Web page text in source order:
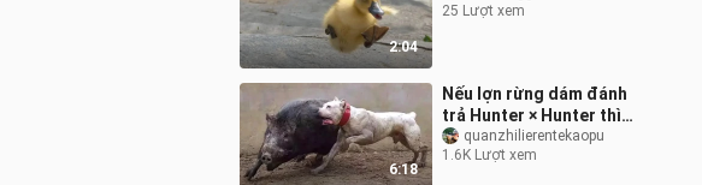
2:04
25 Lượt xem
6:18
Nếu lợn rừng dám đánh
trả Hunter × Hunter thì
lợn rừng phải chết.
quanzhilierentekaopu
1.6K Lượt xem